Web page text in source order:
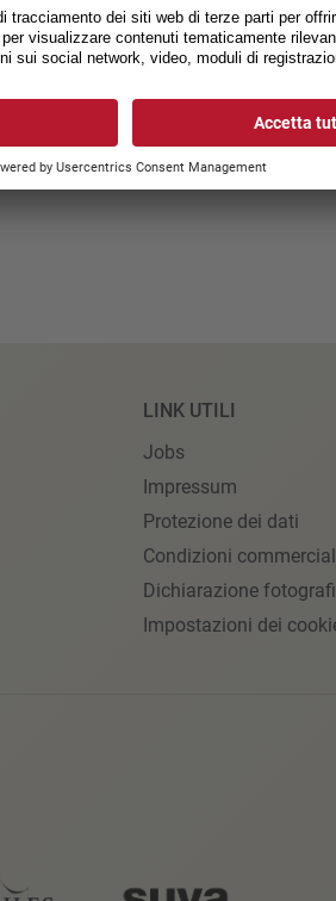
LINK UTILI
Jobs
Impressum
Protezione dei dati
Condizioni
Dichiarazione
Impostazioni dei